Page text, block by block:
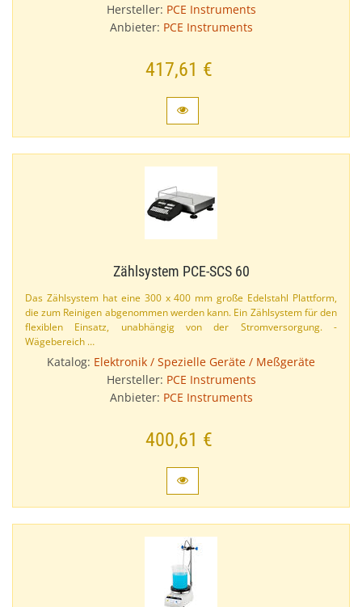
Hersteller: PCE Instruments
Anbieter: PCE Instruments
417,61 €
Zählsystem PCE-​SCS 60
Das Zählsystem hat eine 300 x 400 mm große Edelstahl Plattform,
die zum Reinigen abgenommen werden kann. Ein Zählsystem für den
flexiblen Einsatz, unabhängig von der Stromversorgung. -
Wägebereich …
Katalog: Elektronik / Spezielle Geräte / Meßgeräte
Hersteller: PCE Instruments
Anbieter: PCE Instruments
400,61 €